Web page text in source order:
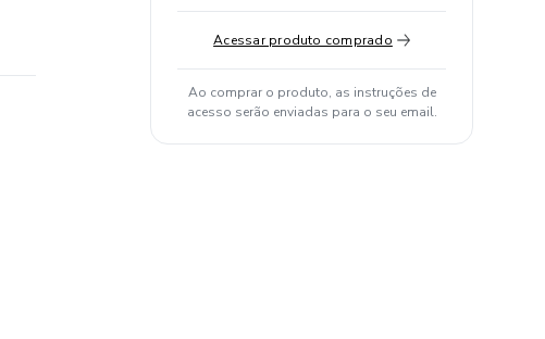
Acessar produto comprado
Ao comprar o produto, as instruções de
acesso serão enviadas para o seu email.